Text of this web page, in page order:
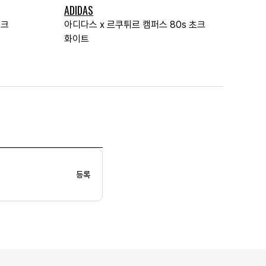
ADIDAS
아디다스 x 르쿠튀르 캠퍼스 80s 초크
화이트
등록